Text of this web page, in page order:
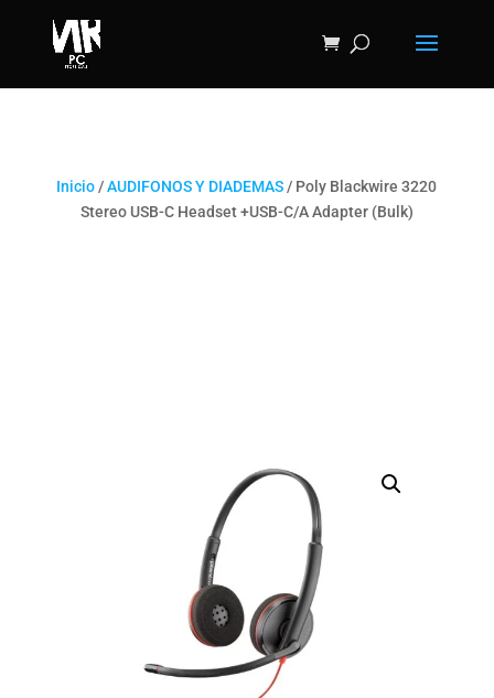
Inicio /AUDIFONOS Y DIADEMAS / Poly Blackwire 3220
Stereo USB-C Headset +USB-C/A Adapter (Bulk)